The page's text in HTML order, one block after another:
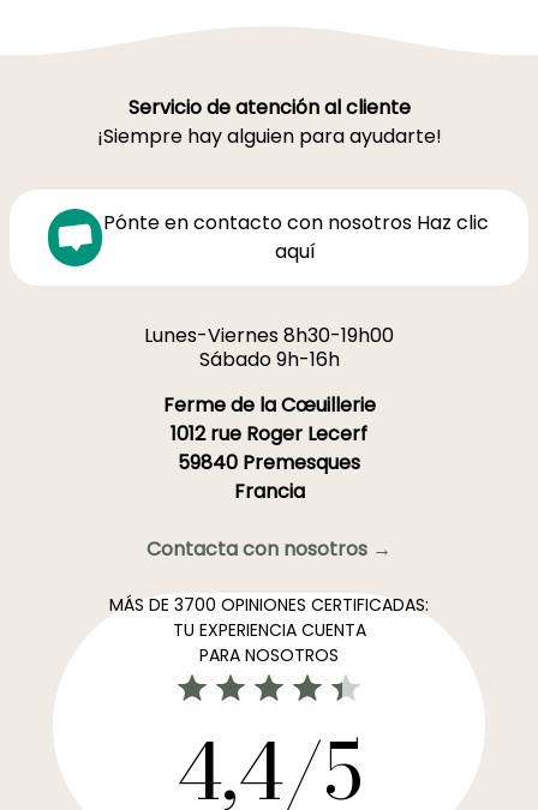
Servicio de atención al cliente
¡Siempre hay alguien para ayudarte!
Pónte en contacto con nosotros Haz clic
aquí
Lunes-Viernes 8h30-19h00
Sábado 9h-16h
Ferme de la Cœuillerie
1012 rue Roger Lecerf
59840 Premesques
Francia
Contacta con nosotros →
MÁS DE 3700 OPINIONES CERTIFICADAS:
TU EXPERIENCIA CUENTA
PARA NOSOTROS
4,4/5